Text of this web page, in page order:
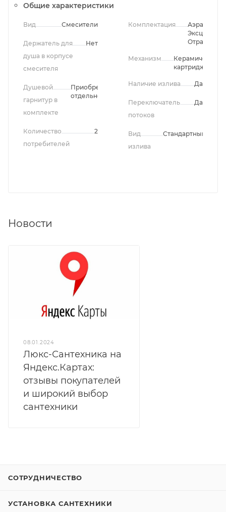
Общие характеристики
Вид Смесители
Держатель для
душа в корпусе
смесителя
Нет
Душевой
гарнитур в
комплекте
Приобретается
отдельно
Количество
потребителей
2
Комплектация
Аэратор,
Механизм
Керамический
картридж
Наличие излива Да
Переключатель
потоков
Да
Вид
излива
Стандартный
Новости
08.01.2024
Люкс-Сантехника на
Яндекс.Картах:
отзывы покупателей
и широкий выбор
сантехники
СОТРУДНИЧЕСТВО
УСТАНОВКА САНТЕХНИКИ